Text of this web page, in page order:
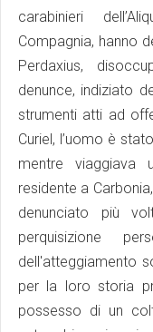
carabinieri
Compagnia, hanno
Perdaxius,
denunce, indiziato
strumenti atti ad
Curiel, l’uomo è
mentre viaggiava
residente a
denunciato più
perquisizione
dell'atteggiamento
per la loro storia
possesso di un